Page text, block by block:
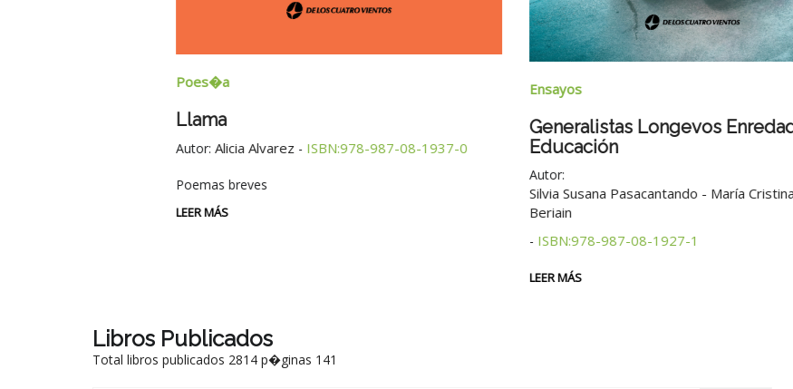
Alicia Alvarez-ISBN:978-987-08-1937-0
Poemas breves
Generalistas Longevos Enredados En
Educación
Silvia Susana Pasacantando - María Cristina Rosales
ISBN:978-987-08-1927-1
Libros Publicados
Total libros publicados 2814 p�ginas 141